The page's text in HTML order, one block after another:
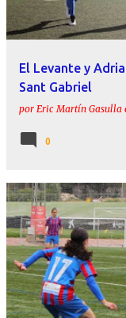
El Levante y
Sant Gabriel
por Eric Martín Gasulla
0